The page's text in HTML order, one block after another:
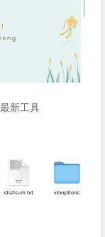
新工具